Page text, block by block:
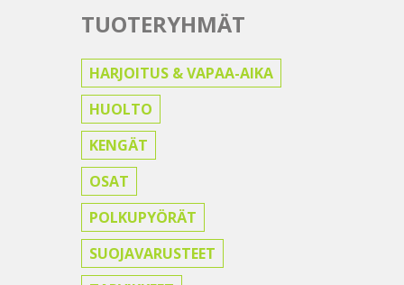
TUOTERYHMÄT
HARJOITUS & VAPAA-AIKA
HUOLTO
KENGÄT
OSAT
POLKUPYÖRÄT
SUOJAVARUSTEET